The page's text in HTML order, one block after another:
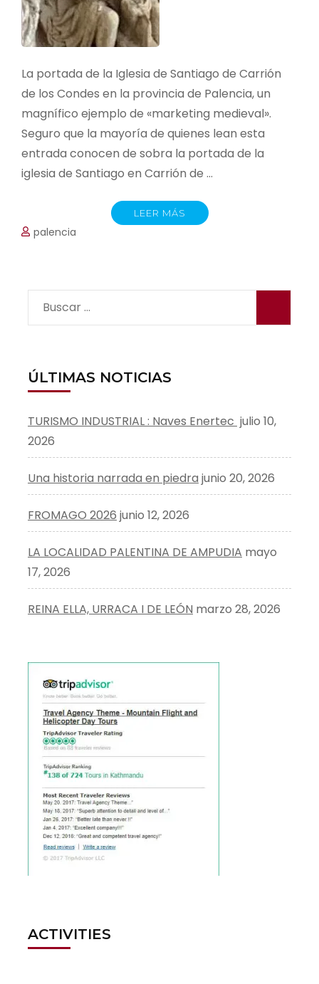
La portada de la Iglesia de Santiago de Carrión
de los Condes en la provincia de Palencia, un
magnífico ejemplo de «marketing medieval».
Seguro que la mayoría de quienes lean esta
entrada conocen de sobra la portada de la
iglesia de Santiago en Carrión de …
LEER MÁS
palencia
Buscar:
ÚLTIMAS NOTICIAS
TURISMO INDUSTRIAL : Naves Enertec julio 10,
2026
Una historia narrada en piedra junio 20, 2026
FROMAGO 2026 junio 12, 2026
LA LOCALIDAD PALENTINA DE AMPUDIA mayo
17, 2026
REINA ELLA, URRACA I DE LEÓN marzo 28, 2026
ACTIVITIES